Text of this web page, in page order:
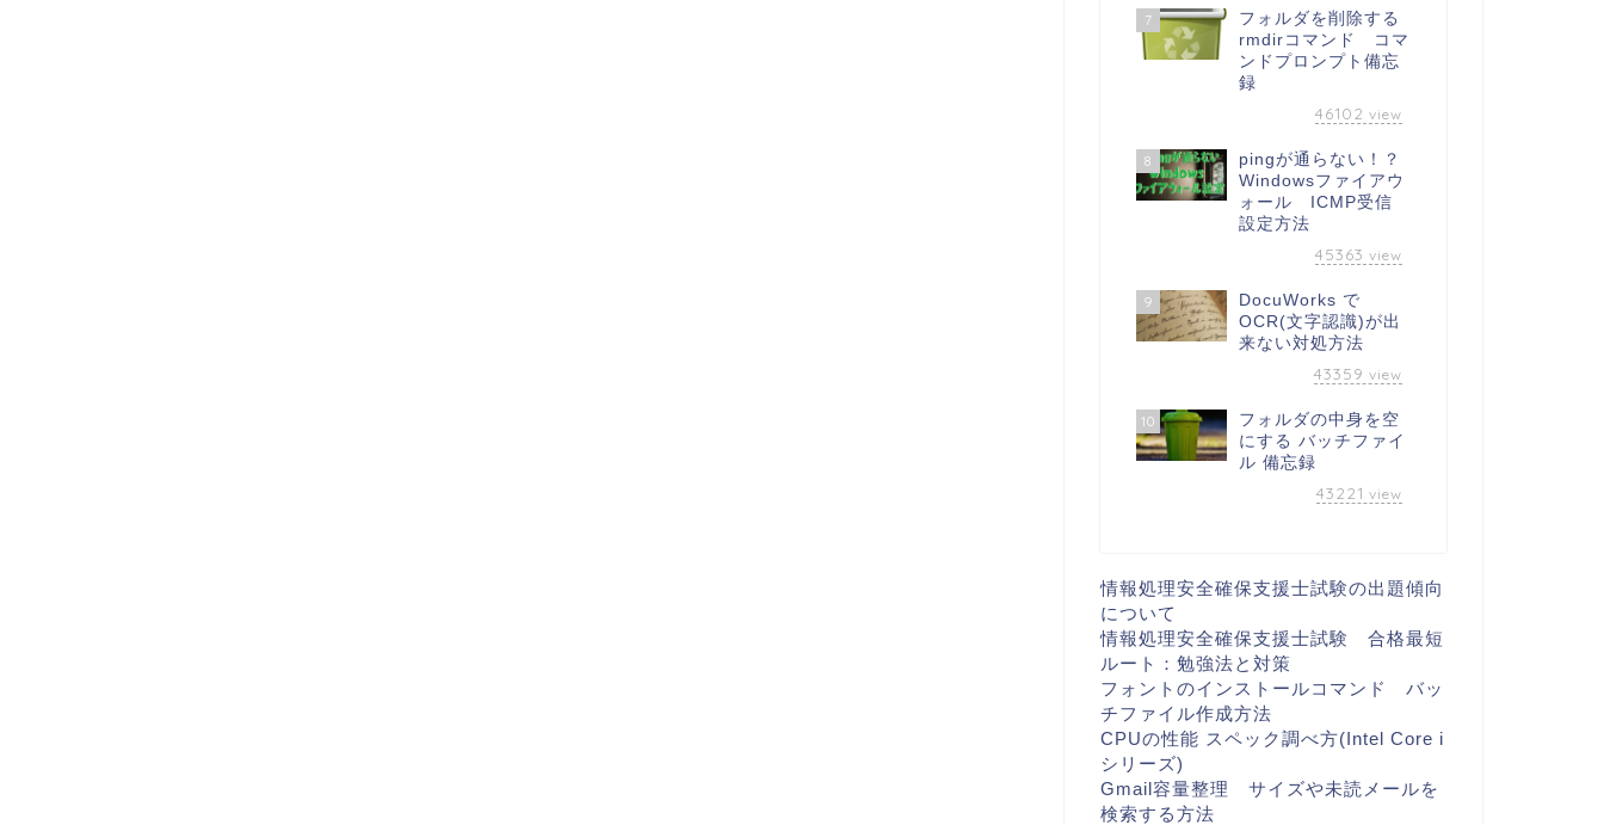
7
フォルダを削除する
rmdirコマンド コマ
ンドプロンプト備忘
録
46102 view
8
pingが通らない！？
Windowsファイアウ
ォール ICMP受信
設定方法
45363 view
9
DocuWorks で
OCR(文字認識)が出
来ない対処方法
43359 view
10
フォルダの中身を空
にする バッチファイ
ル 備忘録
43221 view
情報処理安全確保支援士試験の出題傾向
について
情報処理安全確保支援士試験 合格最短
ルート：勉強法と対策
フォントのインストールコマンド バッ
チファイル作成方法
CPUの性能 スペック調べ方(Intel Core i
シリーズ)
Gmail容量整理 サイズや未読メールを
検索する方法